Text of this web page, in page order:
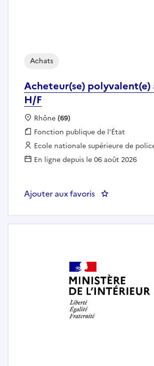
Acheteur(se) polyvalent(e)
H/F
Achats
Localisation :
Rhône(69)
Fonction publique :
Fonction publique de l'État
Employeur :
Ecole nationale supérieure de
En ligne depuis le 06 août 2026
Ajouter aux favoris : Acheteur(se)